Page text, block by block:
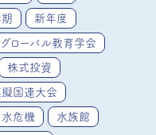
新年度
グローバル教育学会
株式投資
国連大会
水危機 水族館